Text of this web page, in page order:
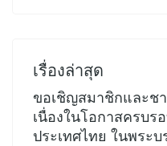
เรื่องล่าสุด
ขอเชิญสมาชิกและช
เนื่องในโอกาสครบ
ประเทศไทย ในพระ